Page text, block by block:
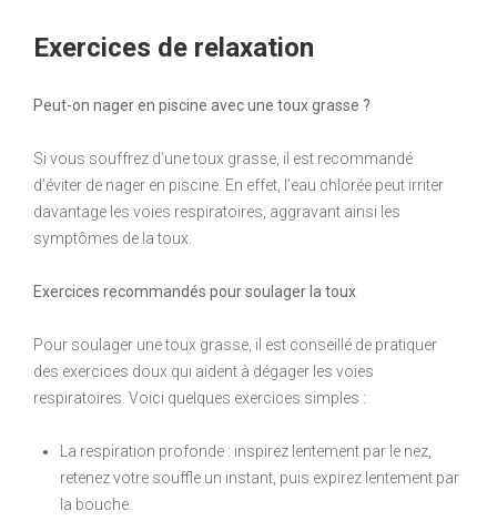
Exercices de relaxation
Peut-on nager en piscine avec une toux grasse ?
Si vous souffrez d’une toux grasse, il est recommandé
d’éviter de nager en piscine. En effet, l’eau chlorée peut irriter
davantage les voies respiratoires, aggravant ainsi les
symptômes de la toux.
Exercices recommandés pour soulager la toux
Pour soulager une toux grasse, il est conseillé de pratiquer
des exercices doux qui aident à dégager les voies
respiratoires. Voici quelques exercices simples :
La respiration profonde : inspirez lentement par le nez,
retenez votre souffle un instant, puis expirez lentement par
la bouche.